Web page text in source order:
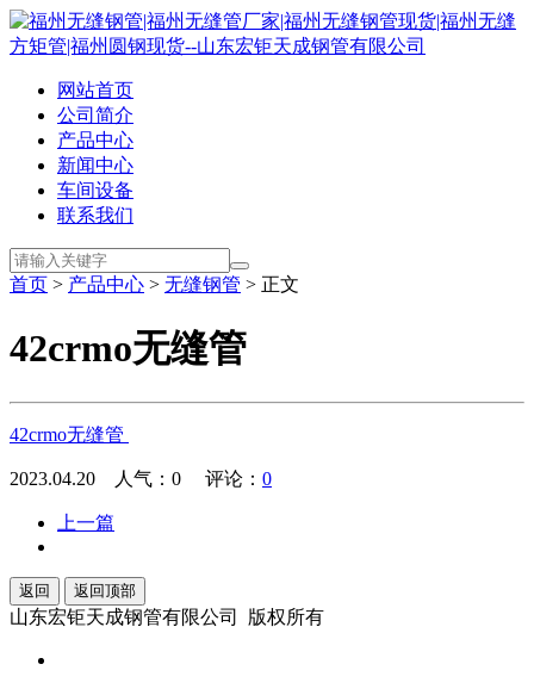
网站首页
公司简介
产品中心
新闻中心
车间设备
联系我们
首页 > 产品中心 > 无缝钢管 > 正文
42crmo无缝管
42crmo无缝管
2023.04.20 人气： 0 评论： 0
上一篇
返回 返回顶部
山东宏钜天成钢管有限公司 版权所有